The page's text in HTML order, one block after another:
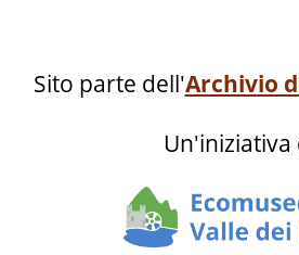
Sito parte dell'Archivio
Un'iniziativa